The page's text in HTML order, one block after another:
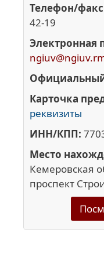
Телефон/
42-19
Электронная
Карточка
реквизиты
ИНН/КПП:
Место
Кемеровская
проспект